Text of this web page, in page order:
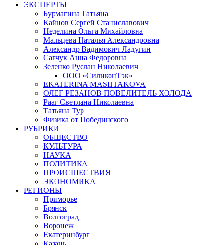
ЭКСПЕРТЫ
Бурмагина Татьяна
Кайнов Сергей Станиславович
Неделина Ольга Михайловна
Мальцева Наталья Александровна
Александр Вадимович Ладугин
Савчук Анна Федоровна
Зеленко Руслан Николаевич
ООО «СиликонТэк»
EKATERINA MASHTAKOVA
ОЛЕГ РЕЗАНОВ ПОВЕЛИТЕЛЬ ХОЛОДА
Рааг Светлана Николаевна
Татьяна Тур
Физика от Побединского
РУБРИКИ
ОБЩЕСТВО
КУЛЬТУРА
НАУКА
ПОЛИТИКА
ПРОИСШЕСТВИЯ
ЭКОНОМИКА
РЕГИОНЫ
Приморье
Брянск
Волгоград
Воронеж
Екатеринбург
Казань